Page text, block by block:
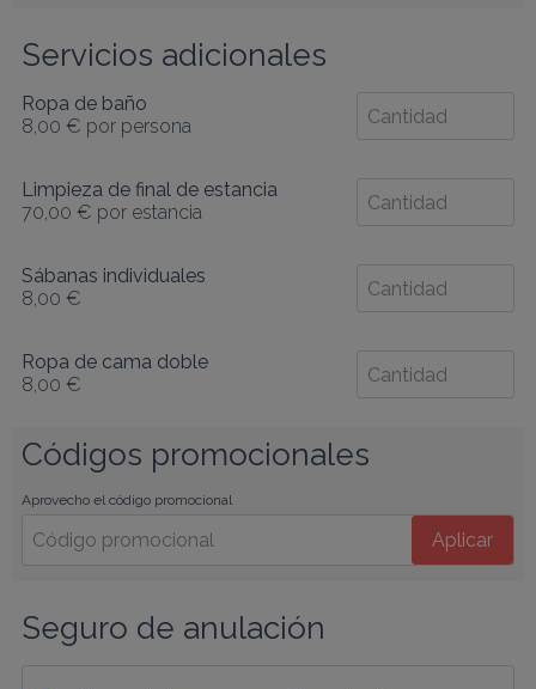
Servicios adicionales
Ropa de baño
8,00 € por persona
Limpieza de final de estancia
70,00 € por estancia
Sábanas individuales
8,00 €
Ropa de cama doble
8,00 €
Códigos promocionales
Aprovecho el código promocional
Aplicar
Seguro de anulación